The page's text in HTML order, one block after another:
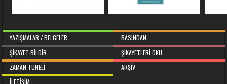
YAZIŞMALAR / BELGELER
BASINDAN
ŞIKAYET BILDIR
ŞIKAYETLERI OKU
ZAMAN TÜNELI
ARŞIV
İLETIŞIM